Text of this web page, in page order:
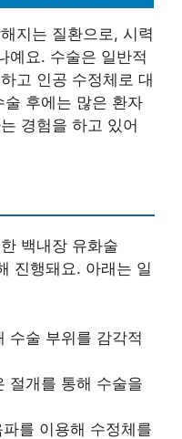
지는 질환으로, 시력
예요. 수술은 일반적
고 인공 수정체로 대
후에는 많은 환자
경험을 하고 있어
백내장 유화술
진행돼요. 아래는 일
수술 부위를 감각적
절개를 통해 수술을
파를 이용해 수정체를